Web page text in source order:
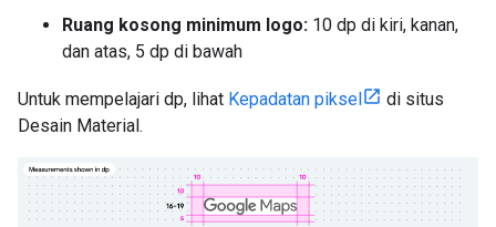
Ruang kosong minimum logo: 10 dp di kiri, kanan,
dan atas, 5 dp di bawah
Untuk mempelajari dp, lihat Kepadatan piksel
di situs
Desain Material.